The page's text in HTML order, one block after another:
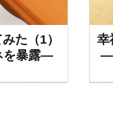
た（1）
を暴露―
幸
―